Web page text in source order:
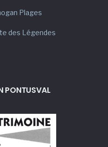
Plages
des Légendes
PONTUSVAL